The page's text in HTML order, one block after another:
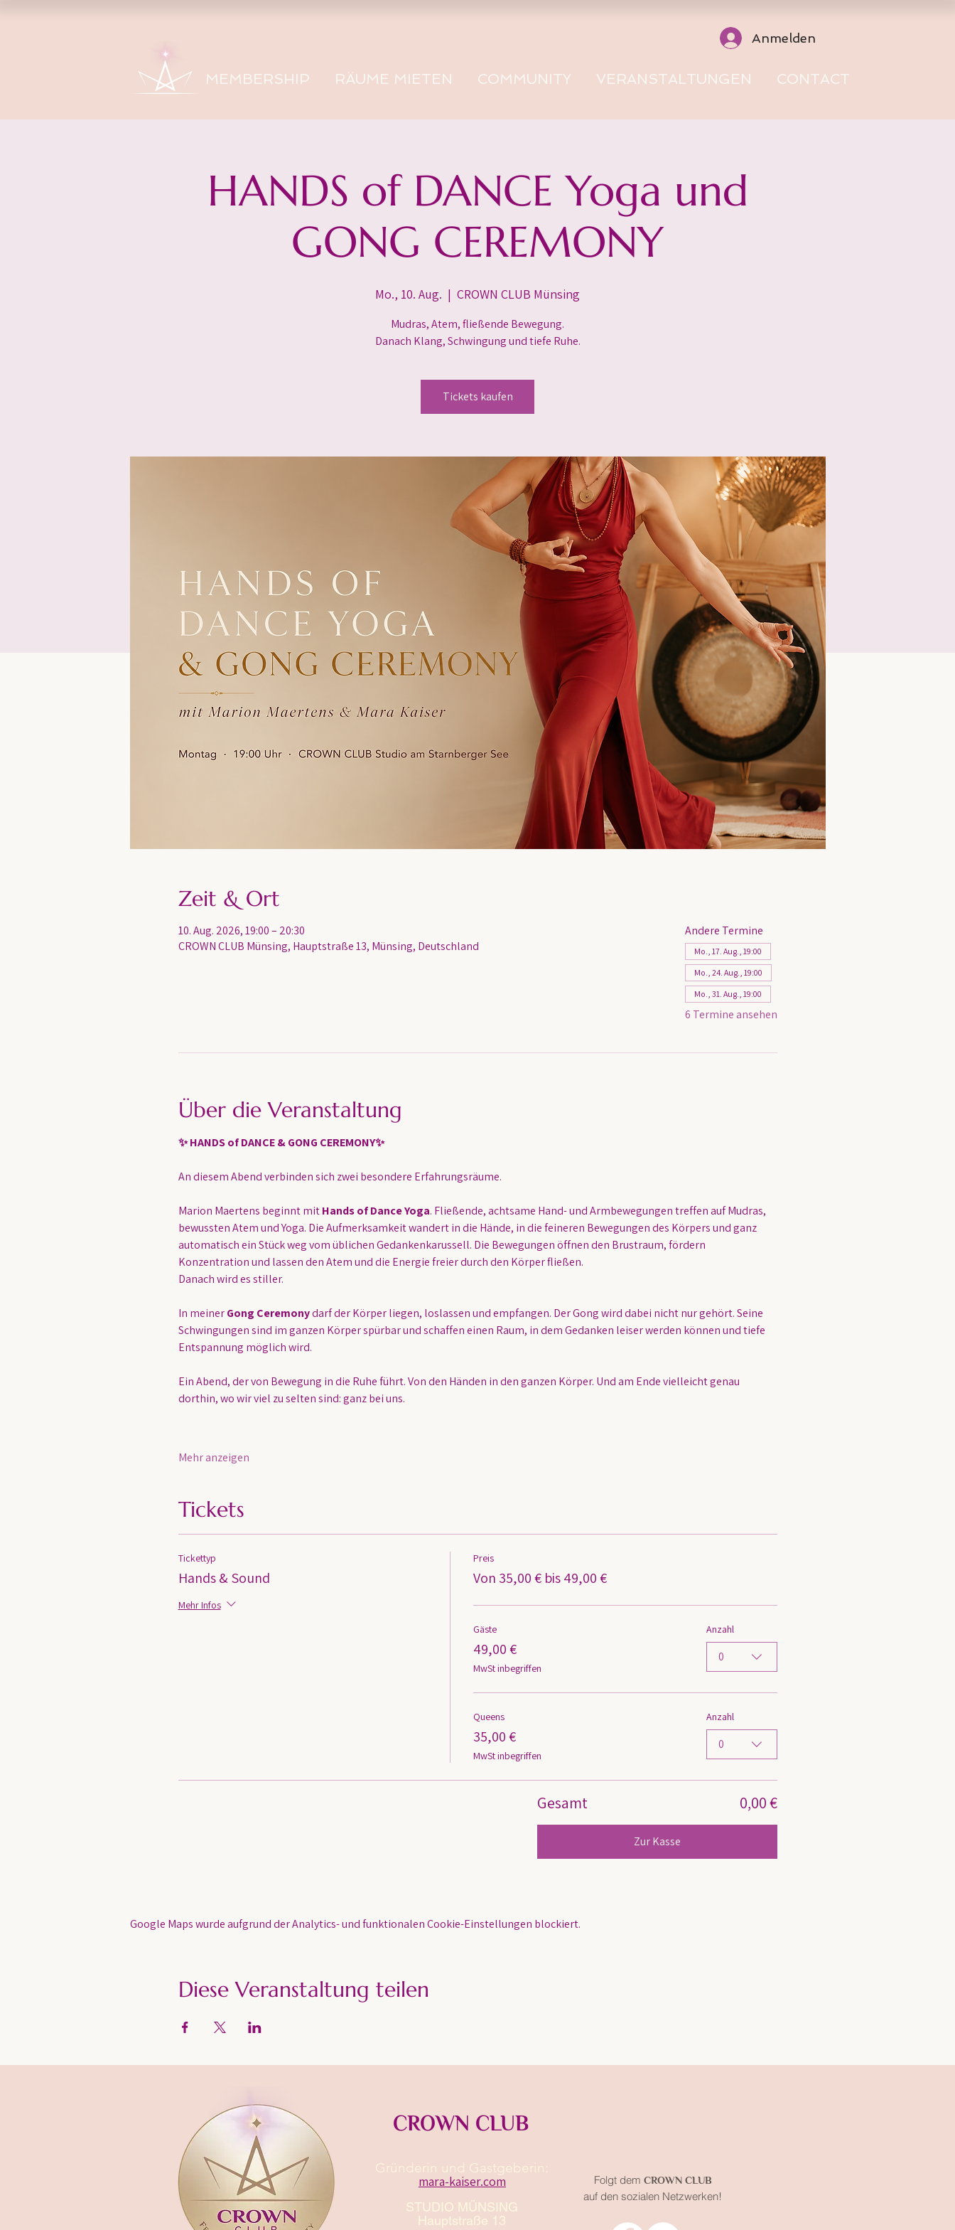
Anmelden
MEMBERSHIP RÄUME MIETEN COMMUNITY VERANSTALTUNGEN CONTACT
HANDS of DANCE Yoga und
GONG CEREMONY
Mo., 10. Aug.
  |
CROWN CLUB Münsing
Mudras, Atem, fließende Bewegung.
Danach Klang, Schwingung und tiefe Ruhe.
Tickets kaufen
Zeit & Ort
10. Aug. 2026, 19:00 – 20:30
CROWN CLUB Münsing, Hauptstraße 13, Münsing, Deutschland
Andere Termine
Mo., 17. Aug., 19:00
Mo., 24. Aug., 19:00
Mo., 31. Aug., 19:00
6 Termine ansehen
Über die Veranstaltung
✨ HANDS of DANCE & GONG CEREMONY✨
An diesem Abend verbinden sich zwei besondere Erfahrungsräume.
Marion Maertens beginnt mit Hands of Dance Yoga. Fließende, achtsame Hand- und Armbewegungen treffen auf Mudras,
bewussten Atem und Yoga. Die Aufmerksamkeit wandert in die Hände, in die feineren Bewegungen des Körpers und ganz
automatisch ein Stück weg vom üblichen Gedankenkarussell. Die Bewegungen öffnen den Brustraum, fördern
Konzentration und lassen den Atem und die Energie freier durch den Körper fließen.
Danach wird es stiller.
In meiner Gong Ceremony darf der Körper liegen, loslassen und empfangen. Der Gong wird dabei nicht nur gehört. Seine
Schwingungen sind im ganzen Körper spürbar und schaffen einen Raum, in dem Gedanken leiser werden können und tiefe
Entspannung möglich wird.
Ein Abend, der von Bewegung in die Ruhe führt. Von den Händen in den ganzen Körper. Und am Ende vielleicht genau
dorthin, wo wir viel zu selten sind: ganz bei uns.
Mehr anzeigen
Tickets
Tickettyp
Hands & Sound
Mehr Infos
Preis
Von 35,00 € bis 49,00 €
Gäste
49,00 €
MwSt inbegriffen
Anzahl
0
Queens
35,00 €
MwSt inbegriffen
Anzahl
0
Gesamt 0,00 €
Zur Kasse
Google Maps wurde aufgrund der Analytics- und funktionalen Cookie-Einstellungen blockiert.
Diese Veranstaltung teilen
CROWN CLUB
Gründerin und Gastgeberin:​
STUDIO MÜNSING
Hauptstraße 13
mara-kaiser.com Folgt dem CROWN CLUB
auf den sozialen Netzwerken!